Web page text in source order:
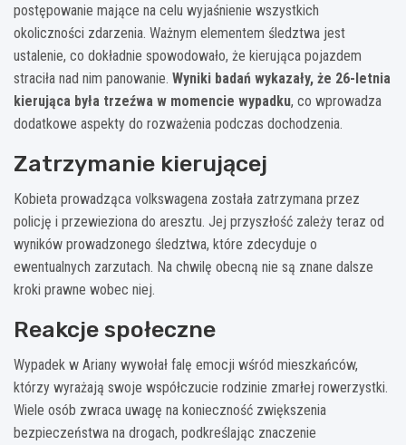
postępowanie mające na celu wyjaśnienie wszystkich
okoliczności zdarzenia. Ważnym elementem śledztwa jest
ustalenie, co dokładnie spowodowało, że kierująca pojazdem
straciła nad nim panowanie. Wyniki badań wykazały, że 26-letnia
kierująca była trzeźwa w momencie wypadku, co wprowadza
dodatkowe aspekty do rozważenia podczas dochodzenia.
Zatrzymanie kierującej
Kobieta prowadząca volkswagena została zatrzymana przez
policję i przewieziona do aresztu. Jej przyszłość zależy teraz od
wyników prowadzonego śledztwa, które zdecyduje o
ewentualnych zarzutach. Na chwilę obecną nie są znane dalsze
kroki prawne wobec niej.
Reakcje społeczne
Wypadek w Ariany wywołał falę emocji wśród mieszkańców,
którzy wyrażają swoje współczucie rodzinie zmarłej rowerzystki.
Wiele osób zwraca uwagę na konieczność zwiększenia
bezpieczeństwa na drogach, podkreślając znaczenie